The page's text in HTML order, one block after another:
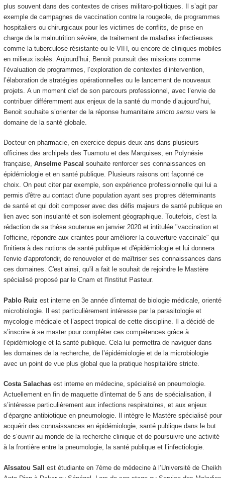
plus souvent dans des contextes de crises militaro-politiques. Il s’agit par
exemple de campagnes de vaccination contre la rougeole, de programmes
hospitaliers ou chirurgicaux pour les victimes de conflits, de prise en
charge de la malnutrition sévère, de traitement de maladies infectieuses
comme la tuberculose résistante ou le VIH, ou encore de cliniques mobiles
en milieux isolés. Aujourd’hui, Benoit poursuit des missions comme
l’évaluation de programmes, l’exploration de contextes d’intervention,
l’élaboration de stratégies opérationnelles ou le lancement de nouveaux
projets. A un moment clef de son parcours professionnel, avec l’envie de
contribuer différemment aux enjeux de la santé du monde d’aujourd’hui,
Benoit souhaite s’orienter de la réponse humanitaire stricto sensuvers le
domaine de la santé globale.
Docteur en pharmacie, en exercice depuis deux ans dans plusieurs
officines des archipels des Tuamotu et des Marquises, en Polynésie
française, Anselme Pascal souhaite renforcer ses connaissances en
épidémiologie et en santé publique. Plusieurs raisons ont façonné ce
choix. On peut citer par exemple, son expérience professionnelle qui lui a
permis d'être au contact d'une population ayant ses propres déterminants
de santé et qui doit composer avec des défis majeurs de santé publique en
lien avec son insularité et son isolement géographique. Toutefois, c'est la
rédaction de sa thèse soutenue en janvier 2020 et intitulée "vaccination et
l'officine, répondre aux craintes pour améliorer la couverture vaccinale" qui
l'initiera à des notions de santé publique et d'épidémiologie et lui donnera
l'envie d'approfondir, de renouveler et de maîtriser ses connaissances dans
ces domaines. C'est ainsi, qu'il a fait le souhait de rejoindre le Mastère
spécialisé proposé par le Cnam et l'Institut Pasteur.
Pablo Ruiz est interne en 3e année d’internat de biologie médicale, orienté
microbiologie. Il est particulièrement intéresse par la parasitologie et
mycologie médicale et l’aspect tropical de cette discipline. Il a décidé de
s’inscrire à se master pour compléter ces compétences grâce à
l’épidémiologie et la santé publique. Cela lui permettra de naviguer dans
les domaines de la recherche, de l’épidémiologie et de la microbiologie
avec un point de vue plus global que la pratique hospitalière stricte.
Costa Salachas est interne en médecine, spécialisé en pneumologie.
Actuellement en fin de maquette d’internat de 5 ans de spécialisation, il
s’intéresse particulièrement aux infections respiratoires, et aux enjeux
d’épargne antibiotique en pneumologie. Il intègre le Mastère spécialisé pour
acquérir des connaissances en épidémiologie, santé publique dans le but
de s’ouvrir au monde de la recherche clinique et de poursuivre une activité
à la frontière entre la pneumologie, la santé publique et l’infectiologie.
Aïssatou Sall est étudiante en 7ème de médecine à l’Université de Cheikh